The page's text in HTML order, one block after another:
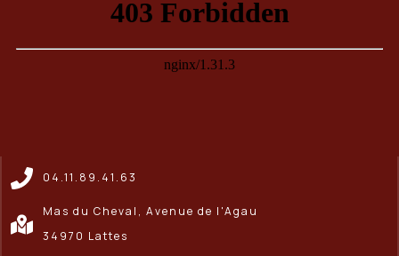
04.11.89.41.63
Mas du Cheval, Avenue de l'Agau
34970 Lattes